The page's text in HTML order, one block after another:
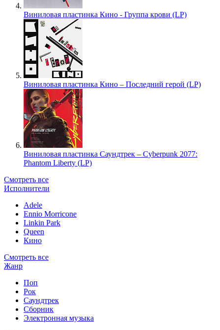
Виниловая пластинка Кино - Группа крови (LP)
Виниловая пластинка Кино – Последний герой (LP)
Виниловая пластинка Саундтрек – Cyberpunk 2077:
Phantom Liberty (LP)
Смотреть все
Исполнители
Adele
Ennio Morricone
Linkin Park
Queen
Кино
Смотреть все
Жанр
Поп
Рок
Саундтрек
Сборник
Электронная музыка